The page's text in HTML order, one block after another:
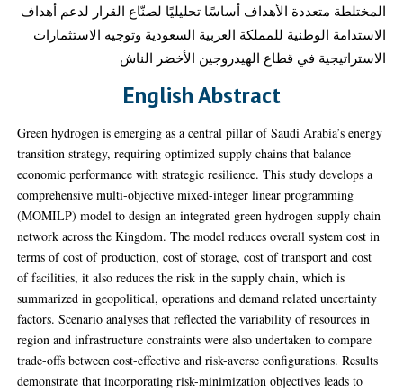
المختلطة متعددة الأهداف أساسًا تحليليًا لصنّاع القرار لدعم أهداف
الاستدامة الوطنية للمملكة العربية السعودية وتوجيه الاستثمارات
الاستراتيجية في قطاع الهيدروجين الأخضر الناش
English Abstract
Green hydrogen is emerging as a central pillar of Saudi Arabia’s energy
transition strategy, requiring optimized supply chains that balance
economic performance with strategic resilience. This study develops a
comprehensive multi-objective mixed-integer linear programming
(MOMILP) model to design an integrated green hydrogen supply chain
network across the Kingdom. The model reduces overall system cost in
terms of cost of production, cost of storage, cost of transport and cost
of facilities, it also reduces the risk in the supply chain, which is
summarized in geopolitical, operations and demand related uncertainty
factors. Scenario analyses that reflected the variability of resources in
region and infrastructure constraints were also undertaken to compare
trade-offs between cost-effective and risk-averse configurations. Results
demonstrate that incorporating risk-minimization objectives leads to